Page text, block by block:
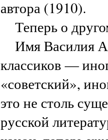
автора (1910).
Теперь о
Имя Василия
классиков —
«советский»,
это не столь
русской